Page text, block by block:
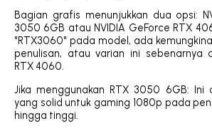
Bagian grafis menunjukkan dua opsi:
3050 6GB atau NVIDIA GeForce RTX
"RTX3060" pada model, ada
penulisan, atau varian ini sebenarnya
RTX 4060.
Jika menggunakan RTX 3050 6GB: Ini
yang solid untuk gaming 1080p pada
hingga tinggi.